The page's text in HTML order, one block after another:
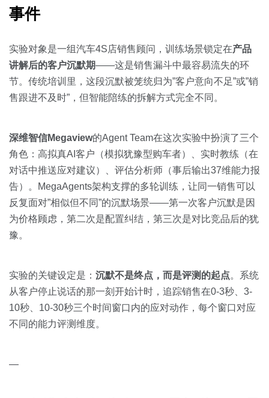
培训辅导
事件
实验对象是一组汽车4S店销售顾问，训练场景锁定在产品
讲解后的客户沉默期——这是销售漏斗中最容易流失的环
节。传统培训里，这段沉默被笼统归为”客户意向不足”或”销
售跟进不及时”，但智能陪练的拆解方式完全不同。
深维智信Megaview的Agent Team在这次实验中扮演了三个
角色：高拟真AI客户（模拟犹豫型购车者）、实时教练（在
对话中推送应对建议）、评估分析师（事后输出37维能力报
告）。MegaAgents架构支撑的多轮训练，让同一销售可以
反复面对”相似但不同”的沉默场景——第一次客户沉默是因
为价格顾虑，第二次是配置纠结，第三次是对比竞品后的犹
豫。
实验的关键设定是： 沉默不是终点，而是评测的起点。系统
从客户停止说话的那一刻开始计时，追踪销售在0-3秒、3-
10秒、10-30秒三个时间窗口内的应对动作，每个窗口对应
不同的能力评测维度。
—